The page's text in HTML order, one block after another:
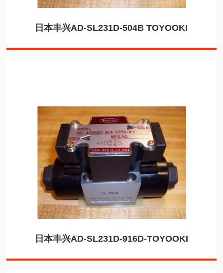
日本丰兴AD-SL231D-504B TOYOOKI
日本丰兴AD-SL231D-916D-TOYOOKI